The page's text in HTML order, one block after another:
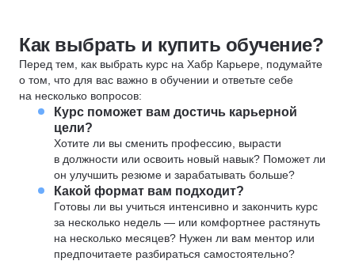
Как выбрать и купить обучение?
Перед тем, как выбрать курс на Хабр Карьере, подумайте
о том, что для вас важно в обучении и ответьте себе
на несколько вопросов:
Курс поможет вам достичь карьерной
цели?
Хотите ли вы сменить профессию, вырасти
в должности или освоить новый навык? Поможет ли
он улучшить резюме и зарабатывать больше?
Какой формат вам подходит?
Готовы ли вы учиться интенсивно и закончить курс
за несколько недель — или комфортнее растянуть
на несколько месяцев? Нужен ли вам ментор или
предпочитаете разбираться самостоятельно?